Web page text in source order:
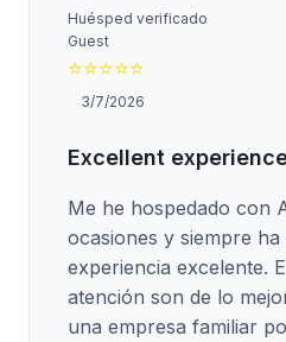
Huésped verificado
Guest
⭐⭐⭐⭐⭐
3/7/2026
Excellent
Me he hospedado con
ocasiones y siempre ha
experiencia excelente.
atención son de lo
una empresa familiar